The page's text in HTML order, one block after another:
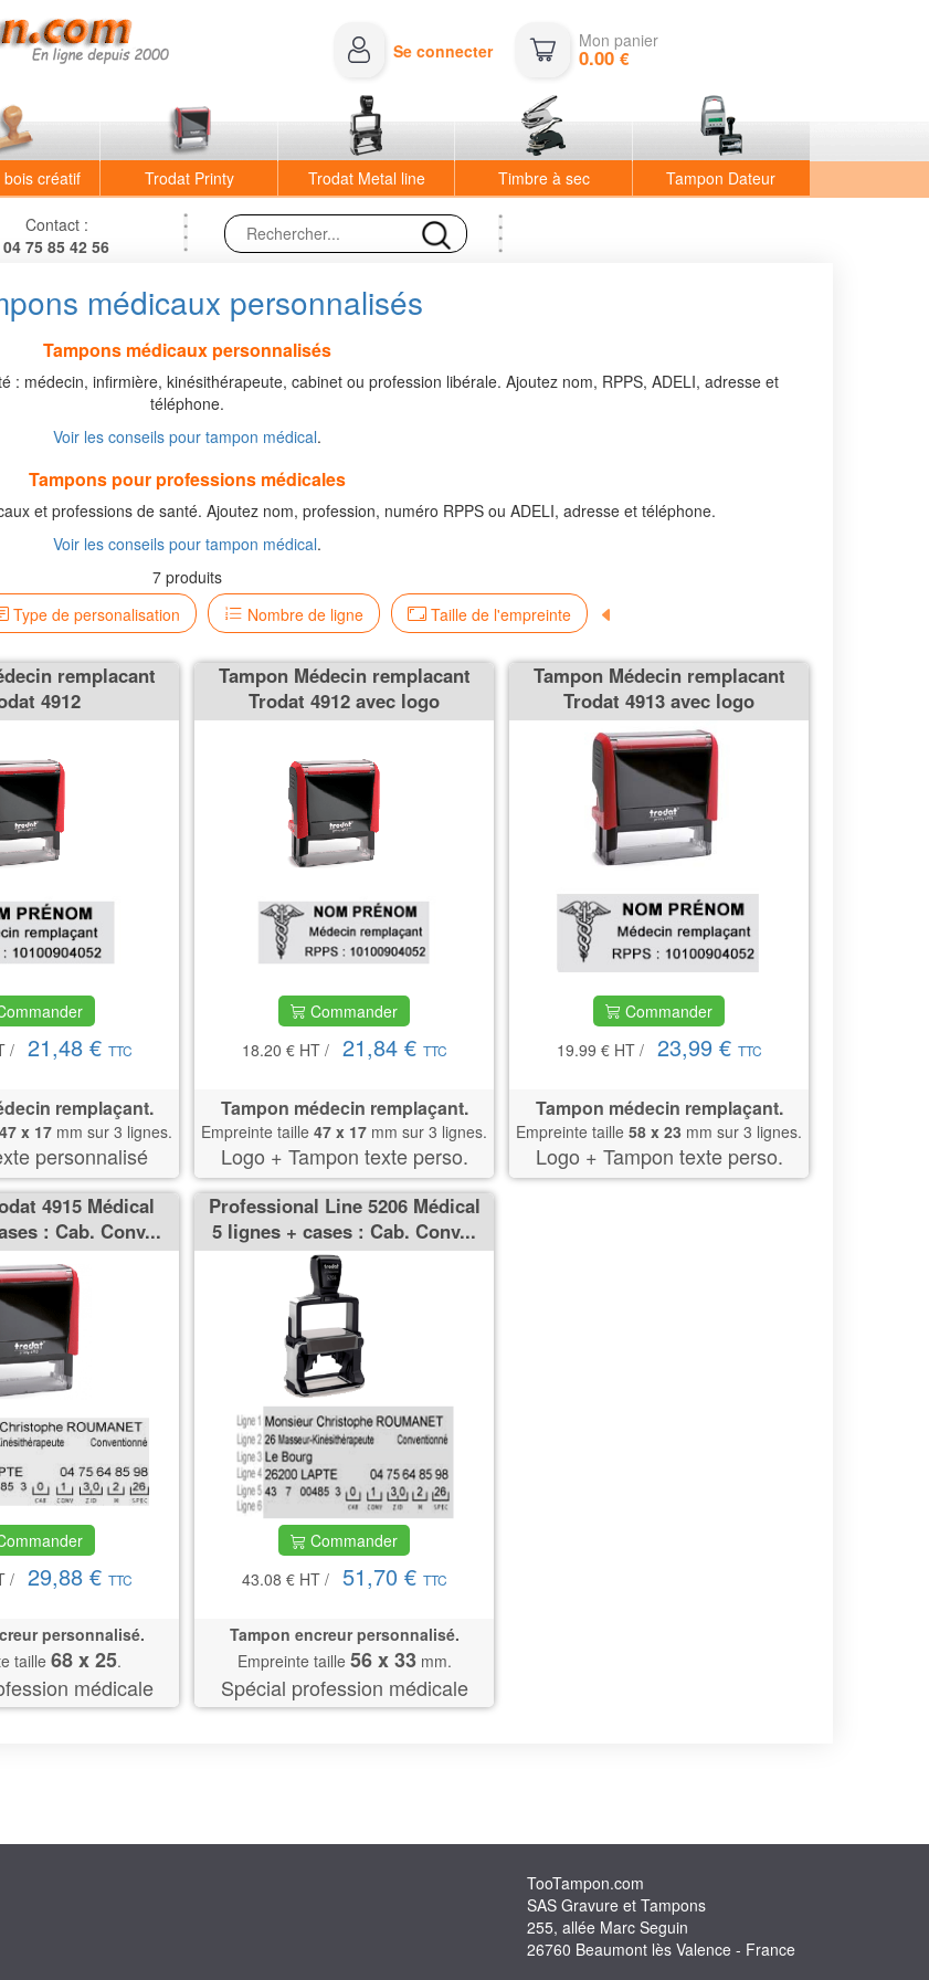
Se connecter Mon panier
0.00€
créatif Trodat Printy Trodat Metal line Timbre à sec Tampon Dateur
Contact :
04 75 85 42 56
médicaux personnalisés
Tampons médicaux personnalisés
: médecin, infirmière, kinésithérapeute, cabinet ou profession libérale. Ajoutez nom, RPPS, ADELI, adresse et
téléphone.
Voir les conseils pour tampon médical.
Tampons pour professions médicales
et professions de santé. Ajoutez nom, profession, numéro RPPS ou ADELI, adresse et téléphone.
Voir les conseils pour tampon médical.
7 produits
Type de personalisation Nombre de ligne Taille de l'empreinte
remplacant
4912
/ 21,48 € TTC
remplaçant.
47 x 17 mm sur 3 lignes.
personnalisé
Tampon Médecin remplacant
Trodat 4912 avec logo
Commander
18.20 € HT/ 21,84 € TTC
Tampon médecin remplaçant.
Empreinte taille 47 x 17 mm sur 3 lignes.
Logo + Tampon texte perso.
Tampon Médecin remplacant
Trodat 4913 avec logo
Commander
19.99 € HT/ 23,99 € TTC
Tampon médecin remplaçant.
Empreinte taille 58 x 23 mm sur 3 lignes.
Logo + Tampon texte perso.
4915 Médical
: Cab. Conv...
/ 29,88 € TTC
personnalisé.
taille 68 x 25.
médicale
Professional Line 5206 Médical
5 lignes + cases : Cab. Conv...
Commander
43.08 € HT/ 51,70 € TTC
Tampon encreur personnalisé.
Empreinte taille 56 x 33mm.
Spécial profession médicale
TooTampon.com
SAS Gravure et Tampons
255, allée Marc Seguin
26760 Beaumont lès Valence - France